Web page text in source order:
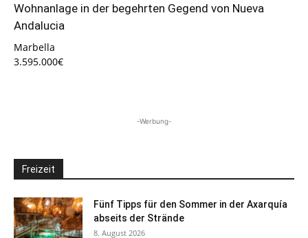
Wohnanlage in der begehrten Gegend von Nueva
Andalucia
Marbella
3.595.000€
-Werbung-
Freizeit
Fünf Tipps für den Sommer in der Axarquía
abseits der Strände
8. August 2026